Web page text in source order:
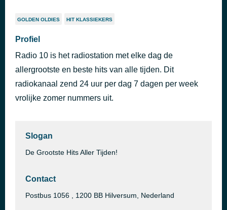
GOLDEN OLDIES HIT KLASSIEKERS
Profiel
Radio 10 is het radiostation met elke dag de
allergrootste en beste hits van alle tijden. Dit
radiokanaal zend 24 uur per dag 7 dagen per week
vrolijke zomer nummers uit.
Slogan
De Grootste Hits Aller Tijden!
Contact
Postbus 1056 , 1200 BB Hilversum, Nederland